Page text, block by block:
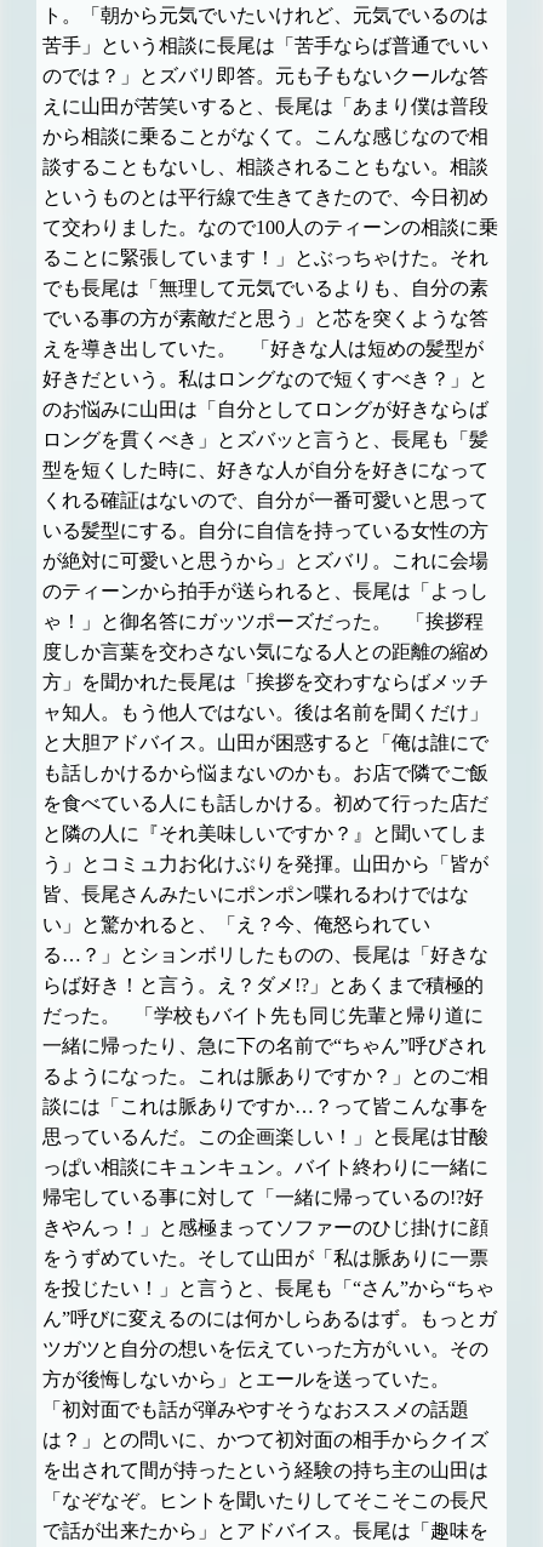
ト。「朝から元気でいたいけれど、元気でいるのは
苦手」という相談に長尾は「苦手ならば普通でいい
のでは？」とズバリ即答。元も子もないクールな答
えに山田が苦笑いすると、長尾は「あまり僕は普段
から相談に乗ることがなくて。こんな感じなので相
談することもないし、相談されることもない。相談
というものとは平行線で生きてきたので、今日初め
て交わりました。なので100人のティーンの相談に乗
ることに緊張しています！」とぶっちゃけた。それ
でも長尾は「無理して元気でいるよりも、自分の素
でいる事の方が素敵だと思う」と芯を突くような答
えを導き出していた。
「好きな人は短めの髪型が
好きだという。私はロングなので短くすべき？」と
のお悩みに山田は「自分としてロングが好きならば
ロングを貫くべき」とズバッと言うと、長尾も「髪
型を短くした時に、好きな人が自分を好きになって
くれる確証はないので、自分が一番可愛いと思って
いる髪型にする。自分に自信を持っている女性の方
が絶対に可愛いと思うから」とズバリ。これに会場
のティーンから拍手が送られると、長尾は「よっし
ゃ！」と御名答にガッツポーズだった。
「挨拶程
度しか言葉を交わさない気になる人との距離の縮め
方」を聞かれた長尾は「挨拶を交わすならばメッチ
ャ知人。もう他人ではない。後は名前を聞くだけ」
と大胆アドバイス。山田が困惑すると「俺は誰にで
も話しかけるから悩まないのかも。お店で隣でご飯
を食べている人にも話しかける。初めて行った店だ
と隣の人に『それ美味しいですか？』と聞いてしま
う」とコミュ力お化けぶりを発揮。山田から「皆が
皆、長尾さんみたいにポンポン喋れるわけではな
い」と驚かれると、「え？今、俺怒られてい
る…？」とションボリしたものの、長尾は「好きな
らば好き！と言う。え？ダメ!?」とあくまで積極的
だった。
「学校もバイト先も同じ先輩と帰り道に
一緒に帰ったり、急に下の名前で“ちゃん”呼びされ
るようになった。これは脈ありですか？」とのご相
談には「これは脈ありですか…？って皆こんな事を
思っているんだ。この企画楽しい！」と長尾は甘酸
っぱい相談にキュンキュン。バイト終わりに一緒に
帰宅している事に対して「一緒に帰っているの!?好
きやんっ！」と感極まってソファーのひじ掛けに顔
をうずめていた。そして山田が「私は脈ありに一票
を投じたい！」と言うと、長尾も「“さん”から“ちゃ
ん”呼びに変えるのには何かしらあるはず。もっとガ
ツガツと自分の想いを伝えていった方がいい。その
方が後悔しないから」とエールを送っていた。
「初対面でも話が弾みやすそうなおススメの話題
は？」との問いに、かつて初対面の相手からクイズ
を出されて間が持ったという経験の持ち主の山田は
「なぞなぞ。ヒントを聞いたりしてそこそこの長尺
で話が出来たから」とアドバイス。長尾は「趣味を